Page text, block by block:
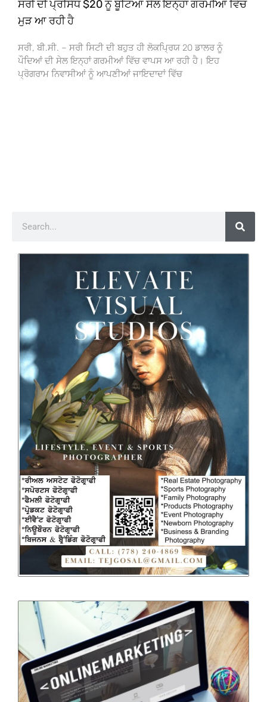
ਸਰੀ ਦੀ ਪ੍ਰਸਿੱਧ $20 ਨੂੰ ਬੂਟਿਆਂ ਸੇਲ ਇਨ੍ਹਾਂ ਗਰਮੀਆਂ ਵਿੱਚ
ਮੁੜ ਆ ਰਹੀ ਹੈ
ਸਰੀ, ਬੀ.ਸੀ. – ਸਰੀ ਸਿਟੀ ਦੀ ਬਹੁਤ ਹੀ ਲੋਕਪ੍ਰਿਯ 20 ਡਾਲਰ ਨੂੰ
ਪੌਦਿਆਂ ਦੀ ਸੇਲ ਇਨ੍ਹਾਂ ਗਰਮੀਆਂ ਵਿੱਚ ਵਾਪਸ ਆ ਰਹੀ ਹੈ। ਇਹ
ਪ੍ਰੋਗਰਾਮ ਨਿਵਾਸੀਆਂ ਨੂੰ ਆਪਣੀਆਂ ਜਾਇਦਾਦਾਂ ਵਿੱਚ